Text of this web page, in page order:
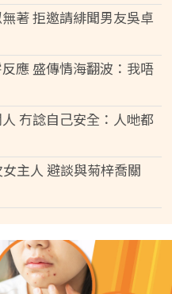
著 拒邀請緋聞男友吳卓
應 盛傳情海翻波：我唔
冇諗自己安全：人哋都
主人 避談與菊梓喬關